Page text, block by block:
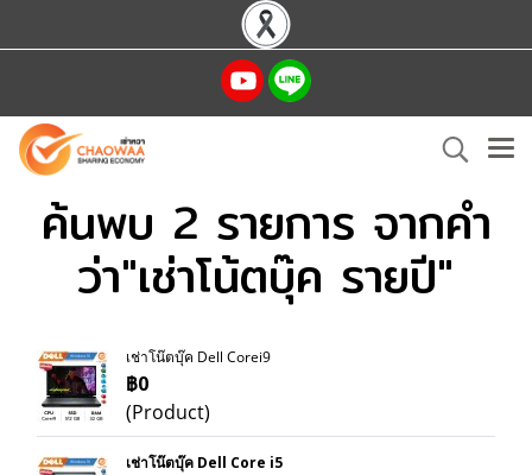
ค้นพบ 2 รายการ จากคำ
ว่า"เช่าโน้ตบุ๊ค รายปี"
เช่าโน๊ตบุ๊ค Dell Corei9
฿0
(Product)
เช่าโน๊ตบุ๊ค Dell Core i5